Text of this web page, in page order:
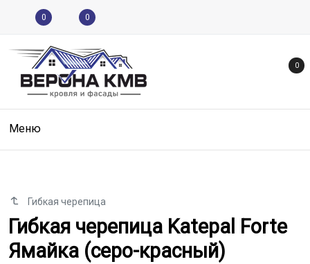
0 0
0
Меню
Гибкая черепица
Гибкая черепица Katepal Forte
Гибкая черепица Katepal Forte
Ямайка (серо-красный)